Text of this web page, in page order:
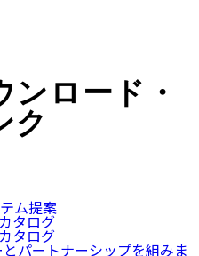
ンロード・
ク